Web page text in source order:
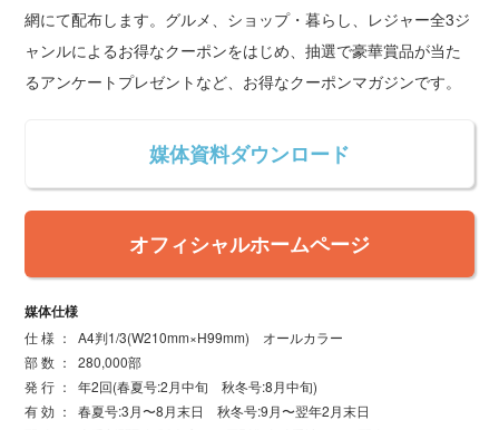
網にて配布します。グルメ、ショップ・暮らし、レジャー全3ジ
ャンルによるお得なクーポンをはじめ、抽選で豪華賞品が当た
るアンケートプレゼントなど、お得なクーポンマガジンです。
媒体資料ダウンロード
オフィシャルホームページ
媒体仕様
仕 様 ：
A4判1/3(W210mm×H99mm) オールカラー
部 数 ：
280,000部
発 行 ：
年2回(春夏号:2月中旬 秋冬号:8月中旬)
有 効 ：
春夏号:3月〜8月末日 秋冬号:9月〜翌年2月末日